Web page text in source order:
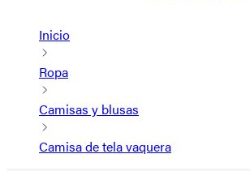
Inicio
Ropa
Camisas y blusas
Camisa de tela vaquera